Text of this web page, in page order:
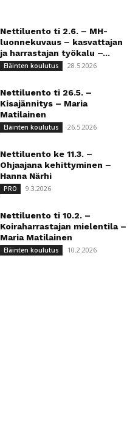
Nettiluento ti 2.6. – MH-
luonnekuvaus – kasvattajan
ja harrastajan työkalu –...
Eläinten koulutus 28.5.2026
Nettiluento ti 26.5. –
Kisajännitys – Maria
Matilainen
Eläinten koulutus 26.5.2026
Nettiluento ke 11.3. –
Ohjaajana kehittyminen –
Hanna Närhi
PRO 9.3.2026
Nettiluento ti 10.2. –
Koiraharrastajan mielentila –
Maria Matilainen
Eläinten koulutus 10.2.2026